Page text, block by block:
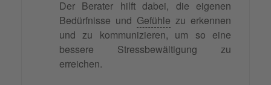
Der Berater hilft dabei, die eigenen
Bedürfnisse und Gefühle zu erkennen
und zu kommunizieren, um so eine
bessere Stressbewältigung zu
erreichen.